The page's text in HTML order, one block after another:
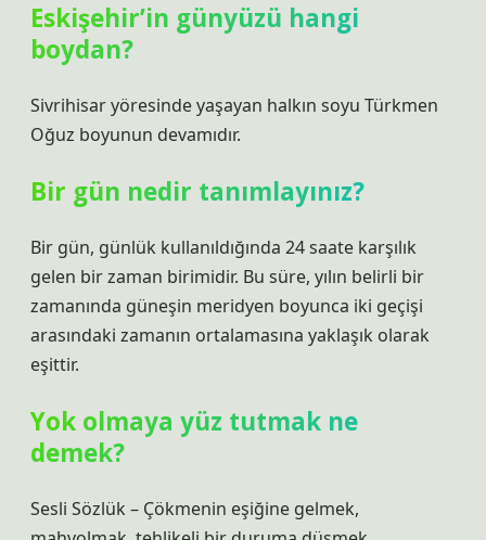
Eskişehir’in günyüzü hangi
boydan?
Sivrihisar yöresinde yaşayan halkın soyu Türkmen
Oğuz boyunun devamıdır.
Bir gün nedir tanımlayınız?
Bir gün, günlük kullanıldığında 24 saate karşılık
gelen bir zaman birimidir. Bu süre, yılın belirli bir
zamanında güneşin meridyen boyunca iki geçişi
arasındaki zamanın ortalamasına yaklaşık olarak
eşittir.
Yok olmaya yüz tutmak ne
demek?
Sesli Sözlük – Çökmenin eşiğine gelmek,